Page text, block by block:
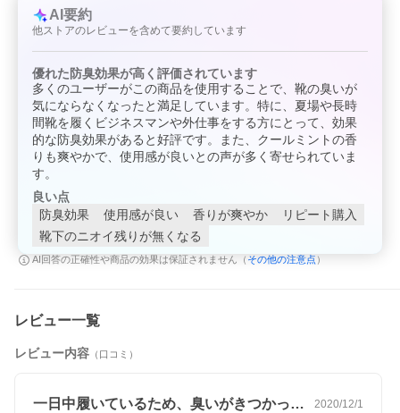
い。
※パッケージデザインが一部リニューアルしております。
ケーキング剤、防腐剤） 明礬（収れん剤、腐食作用） タルク（充
填剤、滑剤）
並行輸入
について
こちらの商品は並行輸入商品です。予告なく商品画像とはパッケ
ージが変更になる場合がございます。
並行輸入商品は着色料や香料、成分量が日本国内正規品と若干異
なることがございますため、色味や質感が違う場合がございま
また、商品本体に成分表を貼らなければならないため、外箱開封
の形跡があったり、未開封シールがない商品、透明フィルムのあ
る商品とない商品の取り扱いがございます。ご了承の上お買い求
めください。
広告文責：株式会社ハイブリッジ 011-776-6983
原産国：ニュージーランドなど
でぃ deostop デオ デオドラント パウダー 消臭パウダー レギュラ
ー 無香料 クール クールミント ミント フローラル デオストップ 3
AI要約
他ストアのレビューを含めて要約しています
優れた防臭効果が高く評価されています
多くのユーザーがこの商品を使用することで、靴の臭いが
気にならなくなったと満足しています。特に、夏場や長時
間靴を履くビジネスマンや外仕事をする方にとって、効果
的な防臭効果があると好評です。また、クールミントの香
りも爽やかで、使用感が良いとの声が多く寄せられていま
す。
良い点
防臭効果
使用感が良い 香りが爽やか
リピート購入
靴下のニオイ残りが無くなる
AI回答の正確性や商品の効果は保証されません（ その他の注意点 ）
レビュー一覧
レビュー内容 （口コミ）
一日中履いているため、臭いがきつかった… 2020/12/1